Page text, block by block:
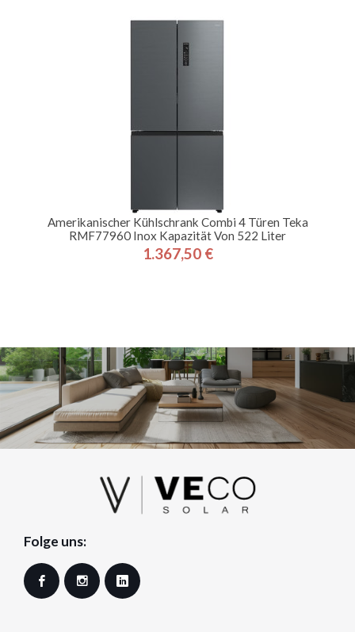
Amerikanischer Kühlschrank Combi 4 Türen Teka
RMF77960 Inox Kapazität Von 522 Liter
Preis
1.367,50 €
Folge uns:
Facebook Instagram